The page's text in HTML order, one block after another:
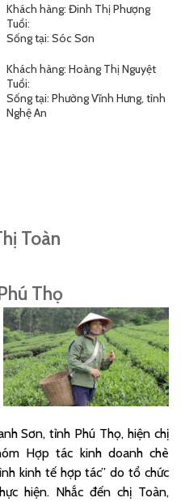
Khách hàng: Đinh Thị Phượng
Tuổi:
Sống tại: Sóc Sơn
Khách hàng: Hoàng Thị Nguyệt
Tuổi:
Sống tại: Phường Vĩnh Hưng, tỉnh
Nghệ An
Toàn
Thọ
Sơn, tỉnh Phú Thọ, hiện chị
Hợp tác kinh doanh chè
kinh tế hợp tác” do tổ chức
hiện. Nhắc đến chị Toàn,